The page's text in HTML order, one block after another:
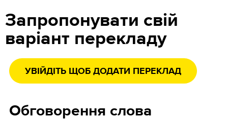
Запропонувати свій
варіант перекладу
УВІЙДІТЬ ЩОБ ДОДАТИ ПЕРЕКЛАД
Обговорення слова